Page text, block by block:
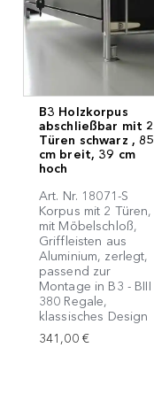
B3 Holzkorpus
abschließbar mit 2
Türen schwarz , 85
cm breit, 39 cm
hoch
Art. Nr. 18071-S
Korpus mit 2 Türen,
mit Möbelschloß,
Griffleisten aus
Aluminium, zerlegt,
passend zur
Montage in B3 - BIII
380 Regale,
klassisches Design
341,00 €